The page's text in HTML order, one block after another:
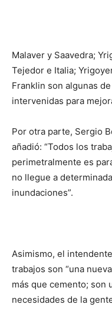
Malaver y Saavedra;
Tejedor e Italia;
Franklin son algunas
intervenidas para
Por otra parte, Sergio
añadió: “Todos los
perimetralmente es
no llegue a
inundaciones”.
Asimismo, el
trabajos son “una
más que cemento; son
necesidades de la